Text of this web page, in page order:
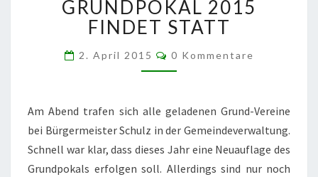
2015
FINDET
STATT
GRUNDPOKAL 2015
FINDET STATT
2. April 2015 Kommentare
0 Kommentare
Am Abend trafen sich alle geladenen Grund-Vereine
bei Bürgermeister Schulz in der Gemeindeverwaltung.
Schnell war klar, dass dieses Jahr eine Neuauflage des
Grundpokals erfolgen soll. Allerdings sind nur noch